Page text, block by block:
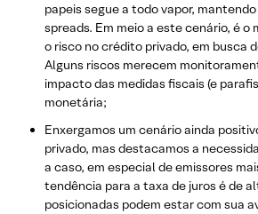
papeis segue a todo vapor,
spreads. Em meio a este cenário, é
o risco no crédito privado, em busca
Alguns riscos merecem
impacto das medidas fiscais (e
monetária;
Enxergamos um cenário ainda
privado, mas destacamos a
a caso, em especial de emissores
tendência para a taxa de juros é de
posicionadas podem estar com sua